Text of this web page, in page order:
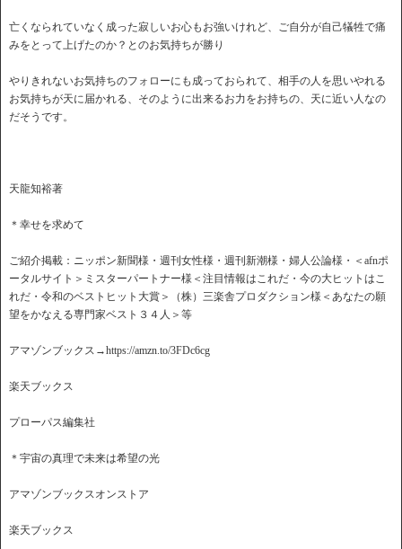
亡くなられていなく成った寂しいお心もお強いけれど、ご自分が自己犠牲で痛
みをとって上げたのか？とのお気持ちが勝り
やりきれないお気持ちのフォローにも成っておられて、相手の人を思いやれる
お気持ちが天に届かれる、そのように出来るお力をお持ちの、天に近い人なの
だそうです。
天龍知裕著
＊幸せを求めて
ご紹介掲載：ニッポン新聞様・週刊女性様・週刊新潮様・婦人公論様・＜afnポ
ータルサイト＞ミスターパートナー様＜注目情報はこれだ・今の大ヒットはこ
れだ・令和のベストヒット大賞＞（株）三楽舎プロダクション様＜あなたの願
望をかなえる専門家ベスト３４人＞等
アマゾンブックス→https://amzn.to/3FDc6cg
楽天ブックス
プローパス編集社
＊宇宙の真理で未来は希望の光
アマゾンブックスオンストア
楽天ブックス